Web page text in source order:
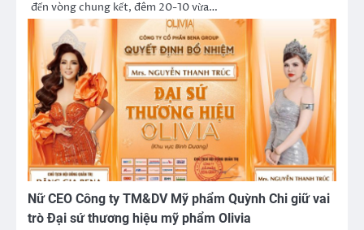
đến vòng chung kết, đêm 20-10 vừa…
Nữ CEO Công ty TM&DV Mỹ phẩm Quỳnh Chi giữ vai
trò Đại sứ thương hiệu mỹ phẩm Olivia